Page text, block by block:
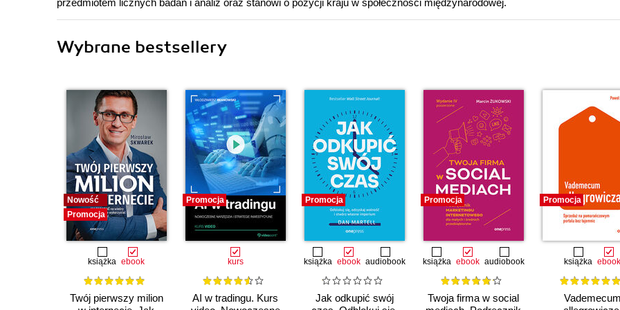
przedmiotem licznych badań i analiz oraz stanowi o pozycji kraju w społeczności międzynarodowej.
Wybrane bestsellery
Nowość
Promocja
książka ebook
Twój pierwszy milion
Promocja
kurs
AI w tradingu. Kurs
Promocja
książka ebook audiobook
Jak odkupić swój
Promocja
książka ebook audiobook
Twoja firma w social
Promocja
książka ebook
Vademecum